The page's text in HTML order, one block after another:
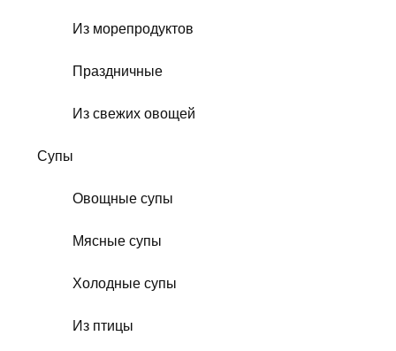
Из морепродуктов
Праздничные
Из свежих овощей
Супы
Овощные супы
Мясные супы
Холодные супы
Из птицы